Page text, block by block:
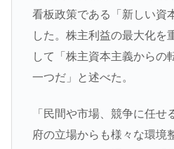
看板政策である「新しい資
した。株主利益の最大化を
して「株主資本主義からの
一つだ」と述べた。
「民間や市場、競争に任せ
府の立場からも様々な環境